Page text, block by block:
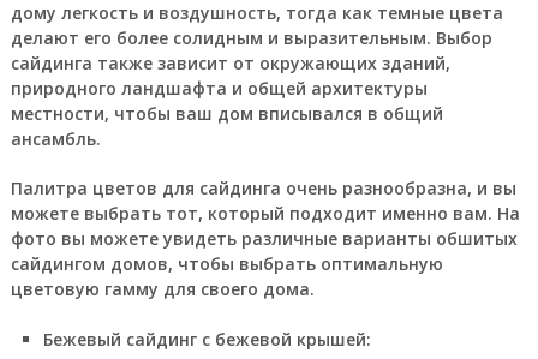
дому легкость и воздушность, тогда как темные цвета
делают его более солидным и выразительным. Выбор
сайдинга также зависит от окружающих зданий,
природного ландшафта и общей архитектуры
местности, чтобы ваш дом вписывался в общий
ансамбль.
Палитра цветов для сайдинга очень разнообразна, и вы
можете выбрать тот, который подходит именно вам. На
фото вы можете увидеть различные варианты обшитых
сайдингом домов, чтобы выбрать оптимальную
цветовую гамму для своего дома.
Бежевый сайдинг с бежевой крышей: